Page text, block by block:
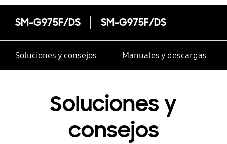
SM-G975F/DS SM-G975F/DS
Soluciones y consejos Manuales y descargas
Soluciones y
consejos